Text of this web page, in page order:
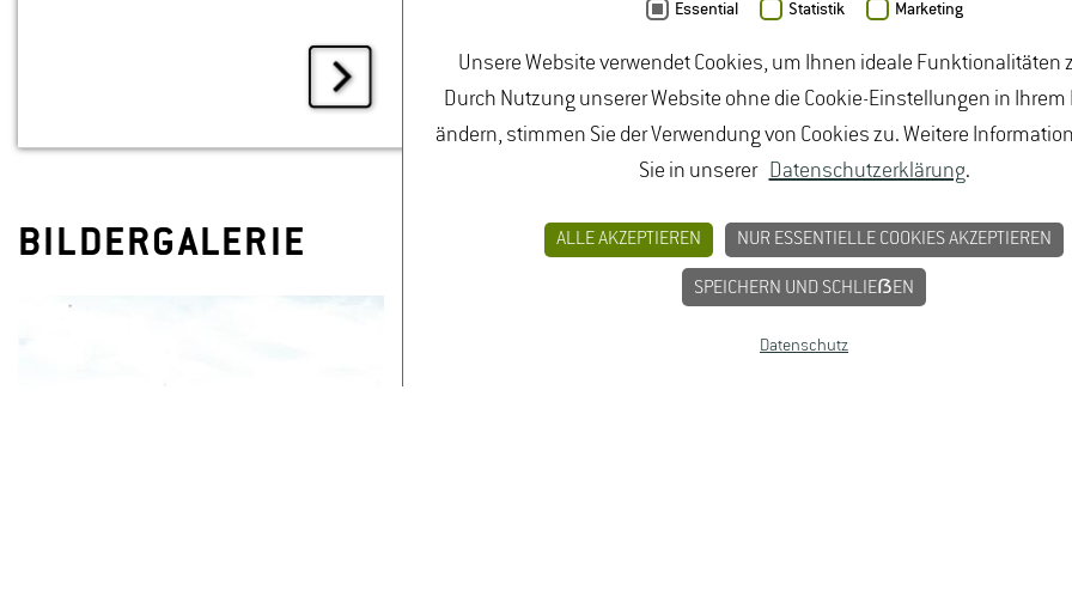
BILDERGALERIE
Essential Statistik Marketing
Unsere Website verwendet Cookies, um Ihnen ideale Funktionalitäten
Durch Nutzung unserer Website ohne die Cookie-Einstellungen in Ihrem
ändern, stimmen Sie der Verwendung von Cookies zu. Weitere
Sie in unserer Datenschutzerklärung.
ALLE AKZEPTIEREN NUR ESSENTIELLE COOKIES AKZEPTIEREN
SPEICHERN UND SCHLIEẞEN
Datenschutz